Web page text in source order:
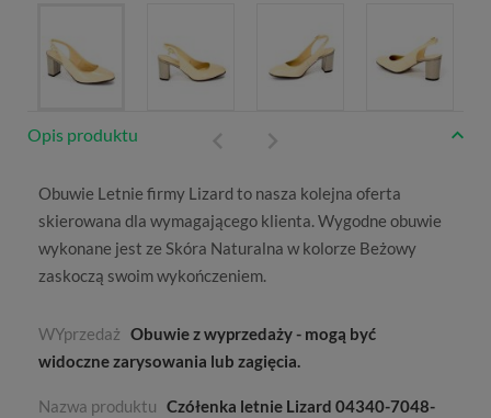
Opis produktu
Obuwie Letnie firmy Lizard to nasza kolejna oferta
skierowana dla wymagającego klienta. Wygodne obuwie
wykonane jest ze Skóra Naturalna w kolorze Beżowy
zaskoczą swoim wykończeniem.
WYprzedaż Obuwie z wyprzedaży - mogą być
widoczne zarysowania lub zagięcia.
Nazwa produktu Czółenka letnie Lizard 04340-7048-